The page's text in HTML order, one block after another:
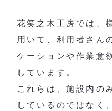
花笑之木工房では、
用いて、利用者さん
ケーションや作業意
しています。
これらは、施設内の
しているのではなく